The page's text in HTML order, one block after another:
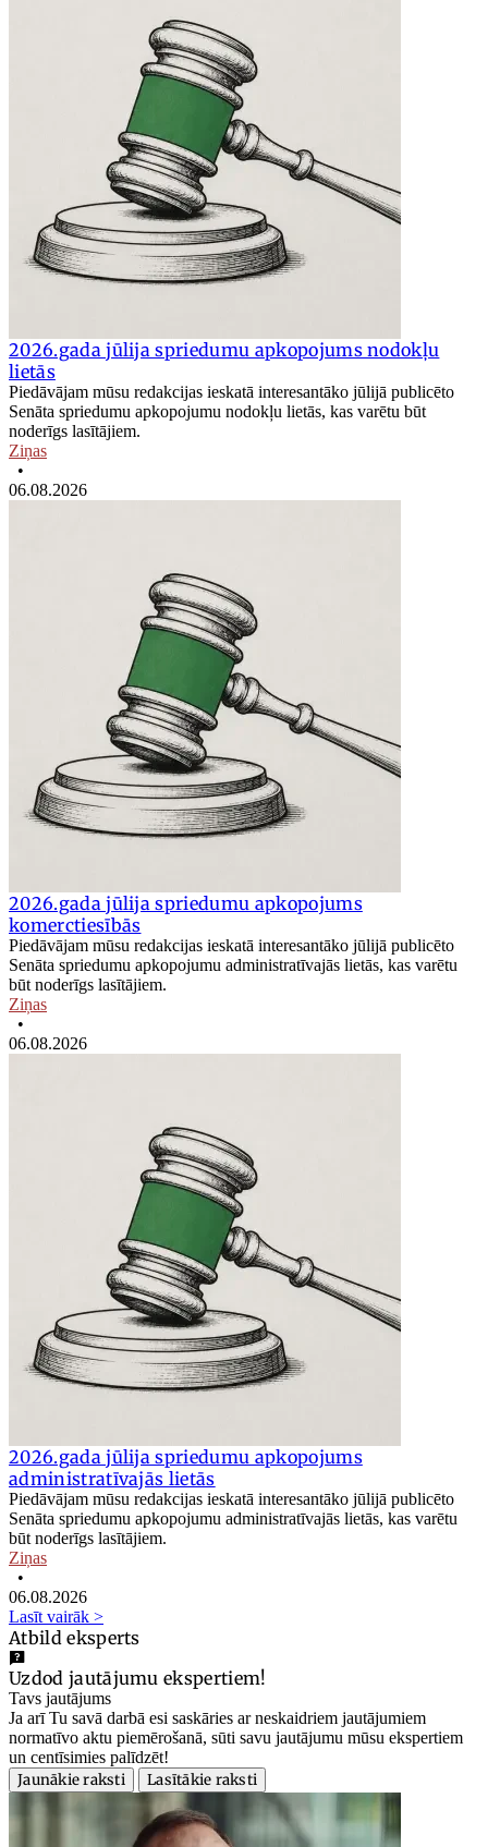
2026.gada jūlija spriedumu apkopojums nodokļu
lietās
Piedāvājam mūsu redakcijas ieskatā interesantāko jūlijā publicēto
Senāta spriedumu apkopojumu nodokļu lietās, kas varētu būt
noderīgs lasītājiem.
Ziņas
•
06.08.2026
2026.gada jūlija spriedumu apkopojums
komerctiesībās
Piedāvājam mūsu redakcijas ieskatā interesantāko jūlijā publicēto
Senāta spriedumu apkopojumu administratīvajās lietās, kas varētu
būt noderīgs lasītājiem.
Ziņas
•
06.08.2026
2026.gada jūlija spriedumu apkopojums
administratīvajās lietās
Piedāvājam mūsu redakcijas ieskatā interesantāko jūlijā publicēto
Senāta spriedumu apkopojumu administratīvajās lietās, kas varētu
būt noderīgs lasītājiem.
Ziņas
•
06.08.2026
Lasīt vairāk >
Atbild eksperts
Uzdod jautājumu ekspertiem!
Tavs jautājums
Ja arī Tu savā darbā esi saskāries ar neskaidriem jautājumiem
normatīvo aktu piemērošanā, sūti savu jautājumu mūsu ekspertiem
un centīsimies palīdzēt!
Jaunākie raksti
Lasītākie raksti